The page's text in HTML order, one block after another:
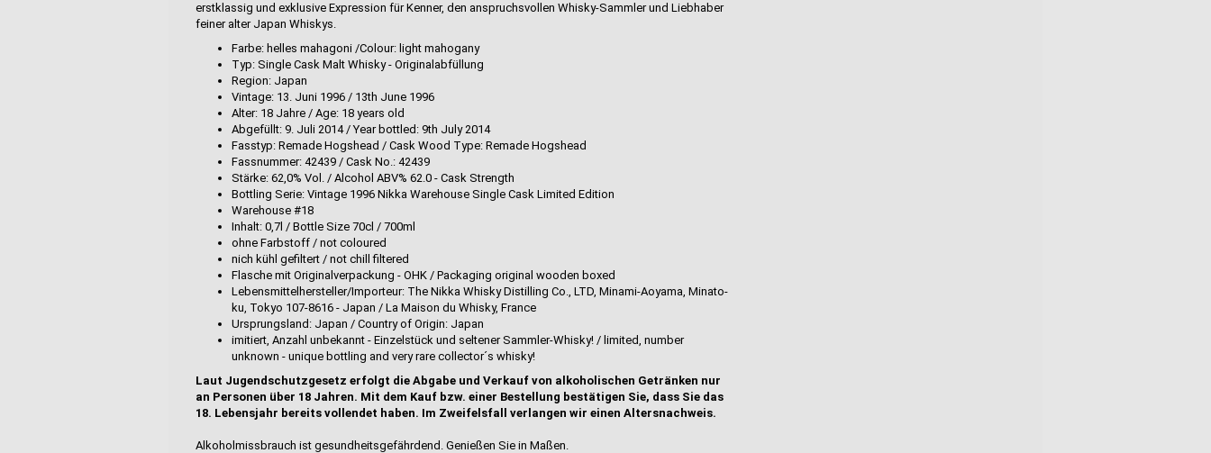
erstklassig und exklusive Expression für Kenner, den anspruchsvollen Whisky-Sammler und Liebhaber
feiner alter Japan Whiskys.
Farbe: helles mahagoni /Colour: light mahogany
Typ: Single Cask Malt Whisky - Originalabfüllung
Region: Japan
Vintage: 13. Juni 1996 / 13th June 1996
Alter: 18 Jahre / Age: 18 years old
Abgefüllt: 9. Juli 2014 / Year bottled: 9th July 2014
Fasstyp: Remade Hogshead / Cask Wood Type: Remade Hogshead
Fassnummer: 42439 / Cask No.: 42439
Stärke: 62,0% Vol. / Alcohol ABV% 62.0 - Cask Strength
Bottling Serie: Vintage 1996 Nikka Warehouse Single Cask Limited Edition
Warehouse #18
Inhalt: 0,7l / Bottle Size 70cl / 700ml
ohne Farbstoff / not coloured
nich kühl gefiltert / not chill filtered
Flasche mit Originalverpackung - OHK / Packaging original wooden boxed
Lebensmittelhersteller/Importeur: The Nikka Whisky Distilling Co., LTD, Minami-Aoyama, Minato-
ku, Tokyo 107-8616 - Japan / La Maison du Whisky, France
Ursprungsland: Japan / Country of Origin: Japan
imitiert, Anzahl unbekannt - Einzelstück und seltener Sammler-Whisky! / limited, number
unknown - unique bottling and very rare collector´s whisky!
Laut Jugendschutzgesetz erfolgt die Abgabe und Verkauf von alkoholischen Getränken nur
an Personen über 18 Jahren. Mit dem Kauf bzw. einer Bestellung bestätigen Sie, dass Sie das
18. Lebensjahr bereits vollendet haben. Im Zweifelsfall verlangen wir einen Altersnachweis.
Alkoholmissbrauch ist gesundheitsgefährdend. Genießen Sie in Maßen.